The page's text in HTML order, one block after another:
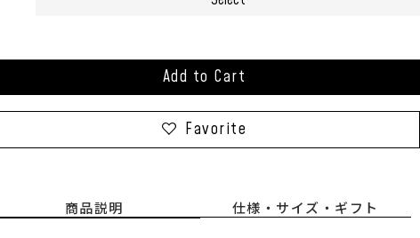
Add to Cart
Favorite
商品説明 仕様・サイズ・ギフト